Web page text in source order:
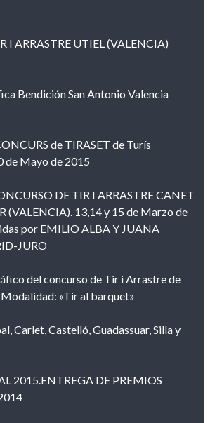
I ARRASTRE UTIEL (VALENCIA)
Bendición San Antonio Valencia
de TIRASET de Turís
de Mayo de 2015
DE TIR I ARRASTRE CANET
(VALENCIA). 13,14 y 15 de Marzo de
por EMILIO ALBA Y JUANA
JURO
del concurso de Tir i Arrastre de
«Tir al barquet»
Carlet, Castelló, Guadassuar, Silla y
2015.ENTREGA DE PREMIOS